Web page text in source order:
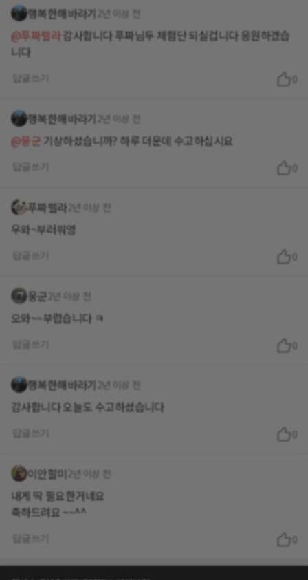
행복한해바라기 2년 이상 전
@푸짜렐라 감사합니다 푸짜님두 체험단 되실겁니다 응원하겠습
니다
답글쓰기
행복한해바라기 2년 이상 전
@뭉군 기상하셨습니까? 하루 더운데 수고하십시요
답글쓰기
푸짜렐라2년 이상 전
우와~부러워영
답글쓰기
뭉군2년 이상 전
오와~~부럽습니다 ㅋ
답글쓰기
행복한해바라기 2년 이상 전
감사합니다 오늘도 수고하셨습니다
답글쓰기
이안할미2년 이상 전
내게 딱 필요한거네요
축하드려요 ~~^^
답글쓰기